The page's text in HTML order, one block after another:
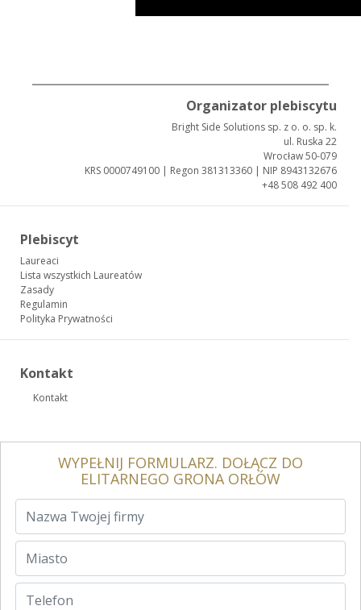
WYPEŁNIJ FORMULARZ. DOŁĄCZ DO
ELITARNEGO GRONA ORŁÓW
Organizator plebiscytu
Bright Side Solutions sp. z o. o. sp. k.
ul. Ruska 22
Wrocław 50-079
KRS 0000749100 | Regon 381313360 | NIP 8943132676
+48 508 492 400
Plebiscyt
Laureaci
Lista wszystkich Laureatów
Zasady
Regulamin
Polityka Prywatności
Kontakt
Kontakt